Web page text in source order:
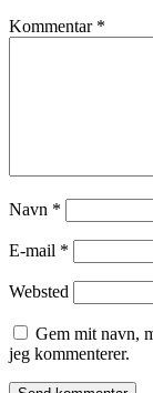
Kommentar *
Navn *
E-mail *
Websted
Gem mit navn,
jeg kommenterer.